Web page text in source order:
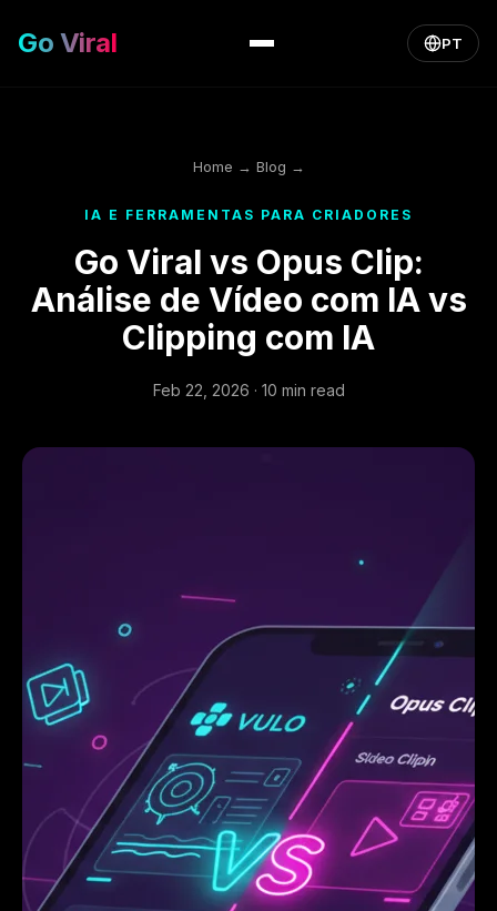
Go Viral PT
Home → Blog →
IA E FERRAMENTAS PARA CRIADORES
Go Viral vs Opus Clip:
Análise de Vídeo com IA vs
Clipping com IA
Feb 22, 2026 · 10 min read